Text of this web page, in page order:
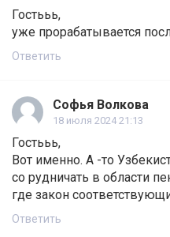
Гостььь,
уже прорабатывается
Ответить
Софья Волкова
18 июля 2024 21:13
Гостььь,
Вот именно. А -то
со рудничать в области
где закон
Ответить